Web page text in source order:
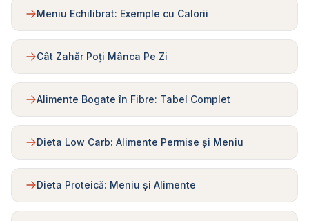
Meniu Echilibrat: Exemple cu Calorii
Cât Zahăr Poți Mânca Pe Zi
Alimente Bogate în Fibre: Tabel Complet
Dieta Low Carb: Alimente Permise și Meniu
Dieta Proteică: Meniu și Alimente